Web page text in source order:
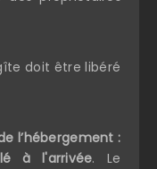
doit être libéré
l’hébergement :
à l'arrivée. Le